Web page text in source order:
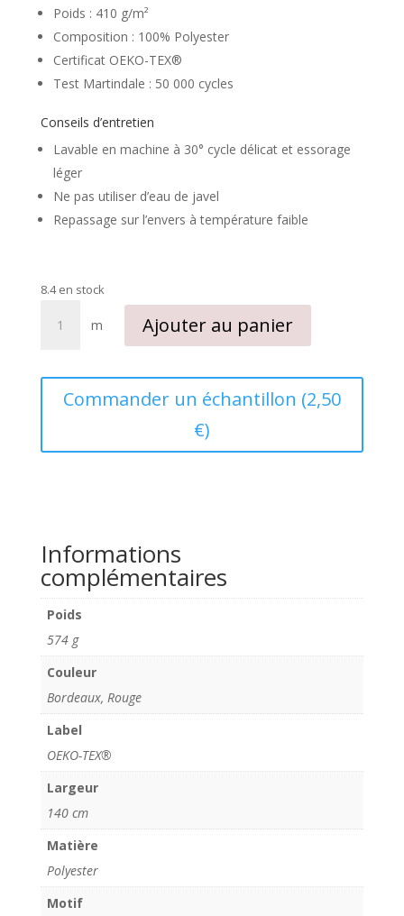
Poids : 410 g/m²
Composition : 100% Polyester
Certificat OEKO-TEX®
Test Martindale : 50 000 cycles
Conseils d’entretien
Lavable en machine à 30° cycle délicat et essorage
léger
Ne pas utiliser d’eau de javel
Repassage sur l’envers à température faible
8.4 en stock
"Baroque"
m Ajouter au panier
Commander un échantillon (2,50
€)
Informations
complémentaires
Poids
574 g
Couleur
Bordeaux, Rouge
Label
OEKO-TEX®
Largeur
140 cm
Matière
Polyester
Motif